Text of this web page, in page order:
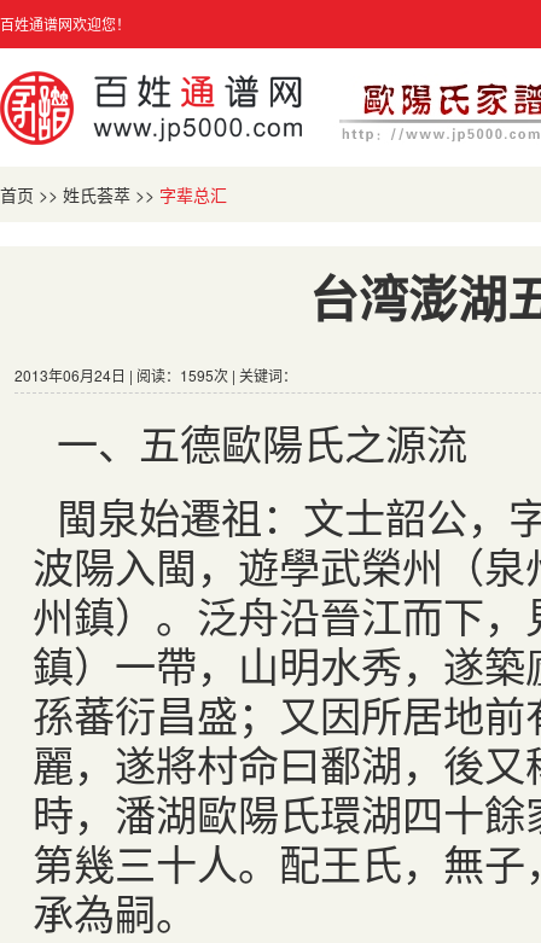
百姓通谱网欢迎您！
首页 >> 姓氏荟萃 >> 字辈总汇
台湾澎湖
2013年06月24日 | 阅读：1595次 | 关键词：
一、五德歐陽氏之源流
閩泉始遷祖：文士韶公，
波陽入閩，遊學武榮州（
州鎮）。泛舟沿晉江而下
鎮）一帶，山明水秀，遂
孫蕃衍昌盛；又因所居地
麗，遂將村命曰鄱湖，後
時，潘湖歐陽氏環湖四十
第幾三十人。配王氏，無
承為嗣。